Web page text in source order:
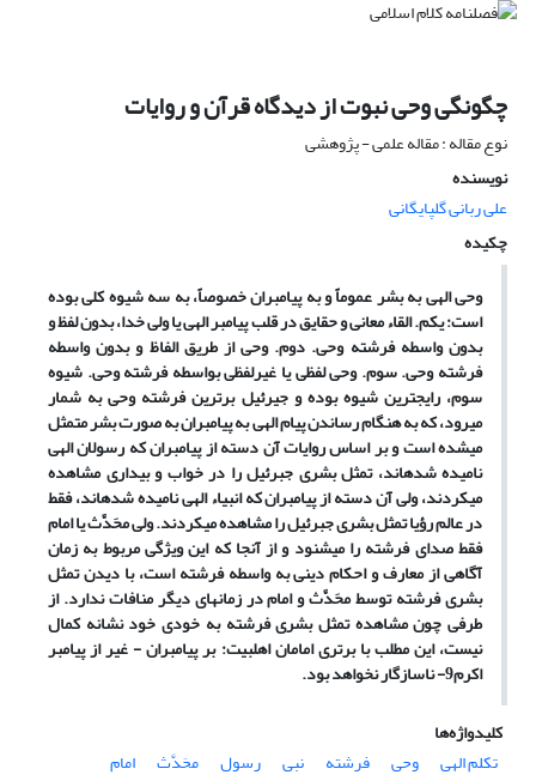
چگونگی وحی نبوت از دیدگاه قرآن و روایات
نوع مقاله : مقاله علمی - پژوهشی
نویسنده
علی ربانی گلپایگانی
چکیده
وحی الهی به بشر عموماً و به پیامبران خصوصاً، به سه شیوه کلی بوده
است: یکم. القاء معانی و حقایق در قلب پیامبر الهی یا ولی خدا، بدون لفظ و
بدون واسطه فرشته وحی. دوم. وحی از طریق الفاظ و بدون واسطه
فرشته وحی. سوم. وحی لفظی یا غیرلفظی بواسطه فرشته وحی. شیوه
سوم، رایج‏ترین شیوه بوده و جیرئیل برترین فرشته وحی به شمار
می‏رود، که به هنگام رساندن پیام الهی به پیامبران به صورت بشر متمثل
می‏شده است و بر اساس روایات آن دسته از پیامبران که رسولان الهی
نامیده شده‏اند، تمثل بشری جبرئیل را در خواب و بیداری مشاهده
می‏کردند، ولی آن دسته از پیامبران که انبیاء الهی نامیده شده‏اند، فقط
در عالم رؤیا تمثل بشری جبرئیل را مشاهده می‏کردند. ولی محَدَّث یا امام
فقط صدای فرشته را می‏شنود و از آنجا که این ویژگی مربوط به زمان
آگاهی از معارف و احکام دینی به واسطه فرشته است، با دیدن تمثل
بشری فرشته توسط محَدَّث و امام در زمان‏های دیگر منافات ندارد. از
طرفی چون مشاهده تمثل بشری فرشته به خودی خود نشانه کمال
نیست، این مطلب با برتری امامان اهل‏بیت:بر پیامبران - غیر از پیامبر
اکرم9- ناسازگار نخواهد بود.
کلیدواژه‌ها
تکلم الهی
وحی فرشته نبی رسول محَدَّث امام